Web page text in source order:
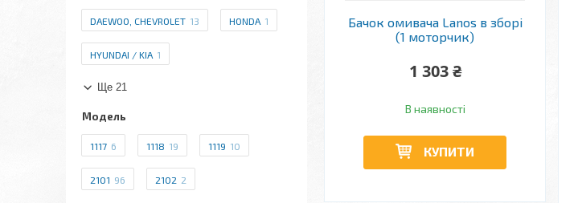
Бачок омивача Lanos в зборі
(1 моторчик)
1 303 ₴
В наявності
КУПИТИ
DAEWOO, CHEVROLET 13 HONDA 1
HYUNDAI / KIA 1
Ще 21
Модель
1117 6 1118 19 1119 10
2101 96 2102 2